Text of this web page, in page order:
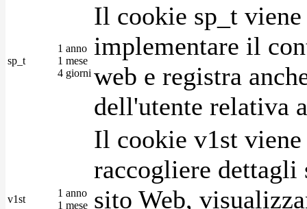
sp_t
1 anno
1 mese
4 giorni
Il cookie sp_t
implementare il
web e registra
dell'utente relativa
v1st
1 anno
1 mese
Il cookie v1st
raccogliere
sito Web,